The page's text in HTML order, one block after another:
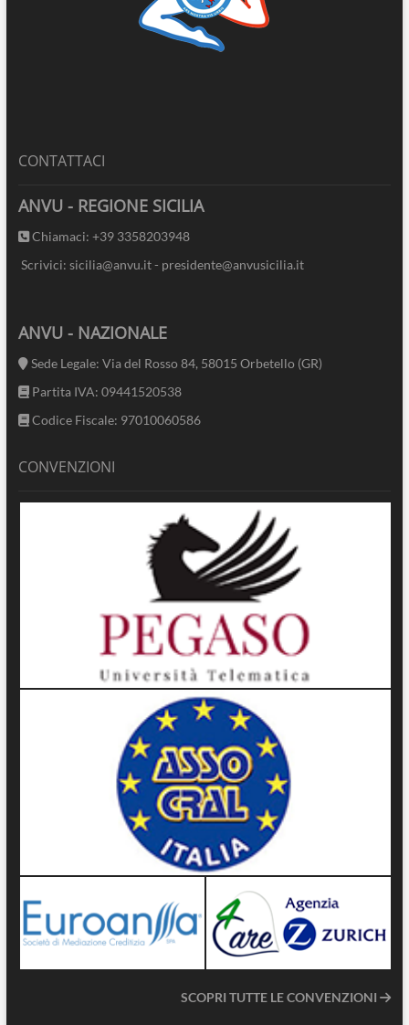
CONTATTACI
ANVU - REGIONE SICILIA
Chiamaci: +39 3358203948
Scrivici: sicilia@anvu.it - presidente@anvusicilia.it
ANVU - NAZIONALE
Sede Legale: Via del Rosso 84, 58015 Orbetello (GR)
Partita IVA: 09441520538
Codice Fiscale: 97010060586
CONVENZIONI
SCOPRI TUTTE LE CONVENZIONI